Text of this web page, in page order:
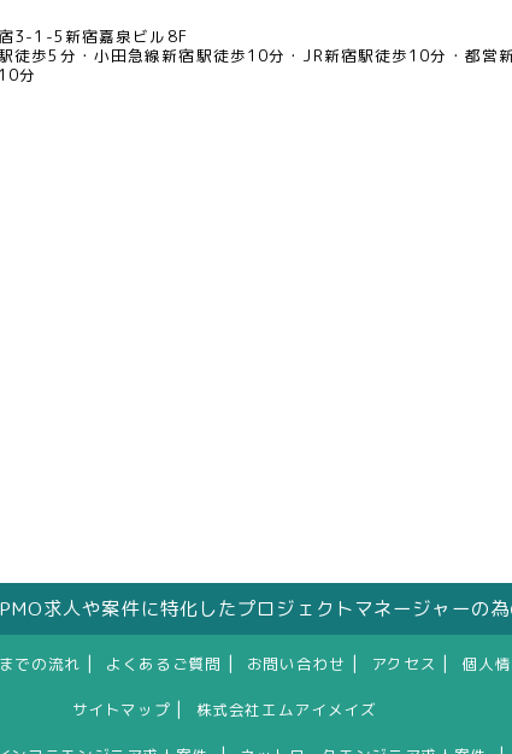
3-1-5新宿嘉泉ビル8F
徒歩5分 小田急線新宿駅徒歩10分 JR新宿駅徒歩10分
都営
分
求人や案件に特化したプロジェクトマネージャーの
での流れ よくあるご質問 お問い合わせ アクセス 個人
サイトマップ 株式会社エムアイメイズ